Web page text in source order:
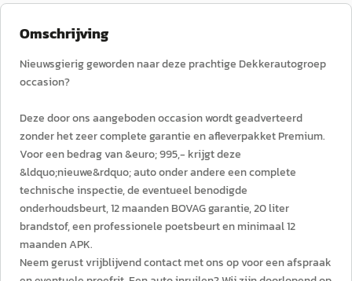
Omschrijving
Nieuwsgierig geworden naar deze prachtige Dekkerautogroep
occasion?
Deze door ons aangeboden occasion wordt geadverteerd
zonder het zeer complete garantie en afleverpakket Premium.
Voor een bedrag van &euro; 995,- krijgt deze
&ldquo;nieuwe&rdquo; auto onder andere een complete
technische inspectie, de eventueel benodigde
onderhoudsbeurt, 12 maanden BOVAG garantie, 20 liter
brandstof, een professionele poetsbeurt en minimaal 12
maanden APK.
Neem gerust vrijblijvend contact met ons op voor een afspraak